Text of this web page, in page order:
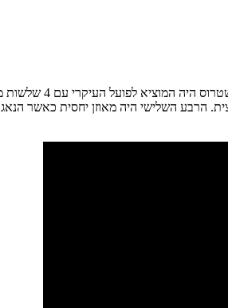
העלתה את הנאגטס ליתרון שיא במשחק של 15 אך מיאמי הצליחו לצמק למינוס 6 עד השריקה למחצית.